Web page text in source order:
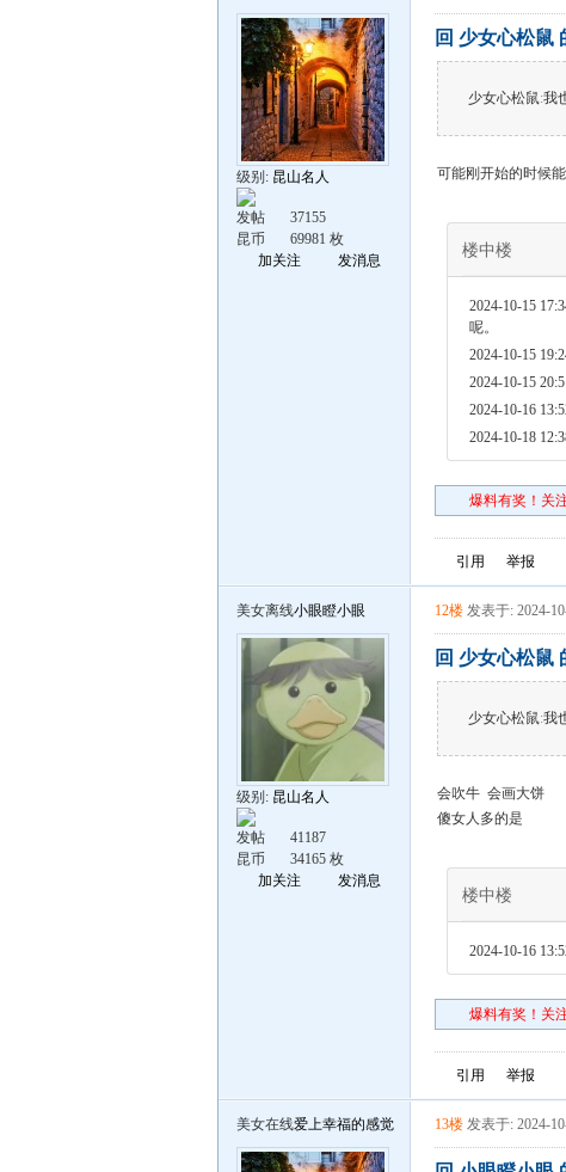
级别: 昆山名人
发帖
37155
昆币
69981 枚
加关注
发消息
回 少女心松鼠
少女心松鼠:我
可能刚开始的时候
楼中楼
2024-10-15
呢。
2024-10-15
2024-10-15
2024-10-16
2024-10-18
爆料有奖！关
引用 举报
美女离线小眼瞪小眼
级别: 昆山名人
发帖
41187
昆币
34165 枚
加关注
发消息
12楼 发表于: 2024-
回 少女心松鼠
少女心松鼠:我
会吹牛 会画大饼
傻女人多的是
楼中楼
2024-10-16
爆料有奖！关
引用 举报
美女在线爱上幸福的感觉 13楼 发表于: 2024-